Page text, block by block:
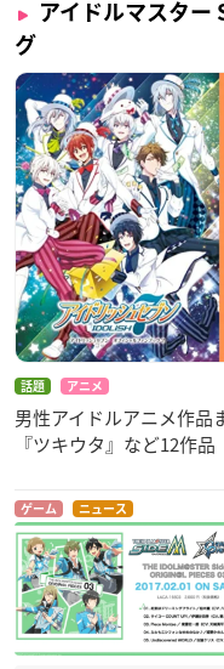
アイドルマスター
グ
話題 アニメ
男性アイドルアニメ作品
『ツキウタ』など12作品
ゲーム ニュース